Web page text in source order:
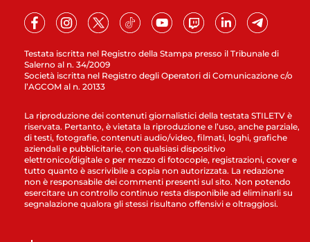
Testata iscritta nel Registro della Stampa presso il Tribunale di
Salerno al n. 34/2009
Società iscritta nel Registro degli Operatori di Comunicazione c/o
l’AGCOM al n. 20133
La riproduzione dei contenuti giornalistici della testata STILETV è
riservata. Pertanto, è vietata la riproduzione e l’uso, anche parziale,
di testi, fotografie, contenuti audio/video, filmati, loghi, grafiche
aziendali e pubblicitarie, con qualsiasi dispositivo
elettronico/digitale o per mezzo di fotocopie, registrazioni, cover e
tutto quanto è ascrivibile a copia non autorizzata. La redazione
non è responsabile dei commenti presenti sul sito. Non potendo
esercitare un controllo continuo resta disponibile ad eliminarli su
segnalazione qualora gli stessi risultano offensivi e oltraggiosi.